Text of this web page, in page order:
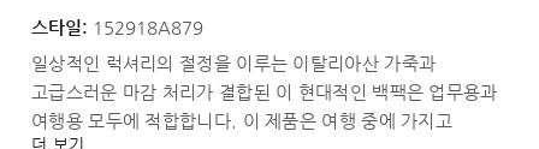
스타일: 152918A879
일상적인 럭셔리의 절정을 이루는 이탈리아산 가죽과
고급스러운 마감 처리가 결합된 이 현대적인 백팩은 업무용과
여행용 모두에 적합합니다. 이 제품은 여행 중에 가지고
더 보기